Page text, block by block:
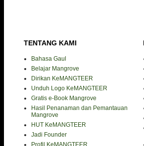
TENTANG KAMI
Bahasa Gaul
Belajar Mangrove
Dirikan KeMANGTEER
Unduh Logo KeMANGTEER
Gratis e-Book Mangrove
Hasil Penanaman dan Pemantauan
Mangrove
HUT KeMANGTEER
Jadi Founder